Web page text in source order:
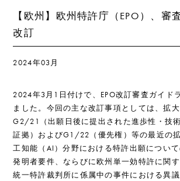
【欧州】欧州特許庁（EPO）、審
改訂
2024年03月
2024年3月1日付けで、EPO改訂審査ガイド
ました。今回の主な改訂事項としては、拡
G2/21（出願日後に提出された進歩性・技
証拠）およびG1/22（優先権）等の最近の
工知能（AI）分野における特許出願につい
発明者要件、ならびに欧州単一効特許に関
統一特許裁判所に係属中の事件における異